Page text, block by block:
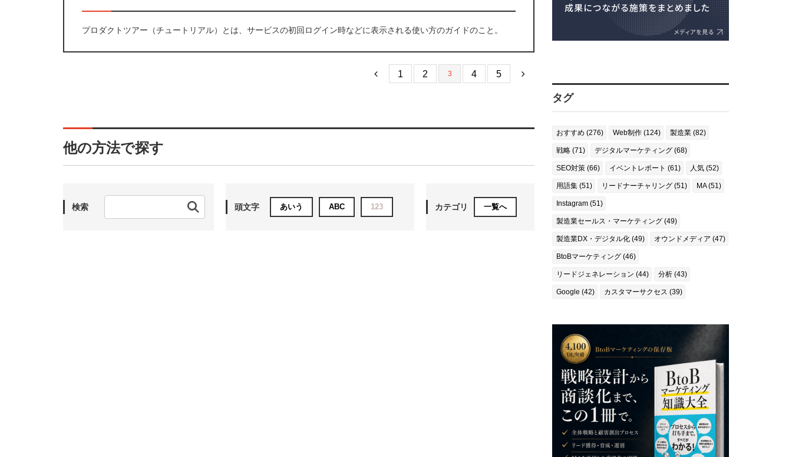
プロダクトツアー（チュートリアル）とは、サービスの初回ログイン時などに表示される使い方のガイドのこと。
1 2 3 4 5
他の方法で探す
検索 頭文字 あいう ABC 123 カテゴリ 一覧へ
タグ
おすすめ (276) Web制作 (124) 製造業 (82)
戦略 (71) デジタルマーケティング (68)
SEO対策 (66) イベントレポート (61) 人気 (52)
用語集 (51) リードナーチャリング (51) MA (51)
Instagram (51)
製造業セールス・マーケティング (49)
製造業DX・デジタル化 (49) オウンドメディア (47)
BtoBマーケティング (46)
リードジェネレーション (44) 分析 (43)
Google (42) カスタマーサクセス (39)